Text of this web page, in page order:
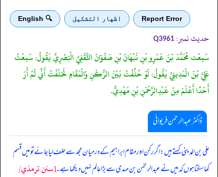
Report Error اظهار التشكيل 🔍 English
حدیث نمبر: Q3961
سَمِعْت مُحَمَّدَ بْنَ عَمْرِو بْنِ نَبْهَانَ بْنِ صَفْوَانَ الثَّقَفِيَّ الْبَصْرِيَّ يَقُولُ: سَمِعْتُ
عَلِيَّ بْنَ الْمَدِينِيِّ يَقُولُ: لَوْ حُلِّفْتُ بَيْنَ الرُّكْنِ وَالْمَقَامِ لَحَلَفْتُ أَنِّي لَمْ أَرَ
أَحَدًا أَعْلَمَ مِنْ عَبْدِالرَّحْمَنِ بْنِ مَهْدِيٍّ.
ڈاکٹر عبدالرحمٰن فریوائی
‏‏‏‏ علی بن المدینی کہتے ہیں: اگر رکن اور مقام ابراہیم کے درمیان مجھ سے حلف لیا جائے تو میں قسم
کھا سکتا ہوں کہ میں نے عبدالرحمٰن بن مہدی سے بڑا عالم نہیں دیکھا ہے۔[سنن ترمذي/